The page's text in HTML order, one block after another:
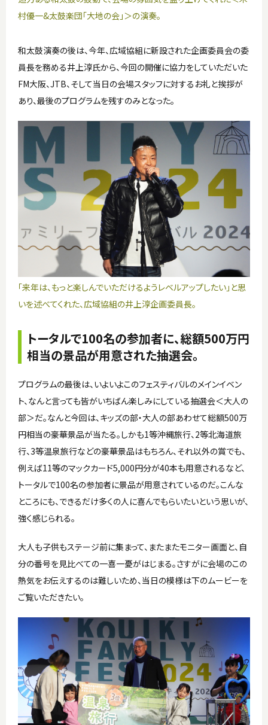
村優一&太鼓楽団「大地の会」＞の演奏。
和太鼓演奏の後は、今年、広域協組に新設された企画委員会の委
員長を務める井上淳氏から、今回の開催に協力をしていただいた
FM大阪、JTB、そして当日の会場スタッフに対するお礼と挨拶が
あり、最後のプログラムを残すのみとなった。
「来年は、もっと楽しんでいただけるようレベルアップしたい」と思
いを述べてくれた、広域協組の井上淳企画委員長。
トータルで100名の参加者に、総額500万円
相当の景品が用意された抽選会。
プログラムの最後は、いよいよこのフェスティバルのメインイベン
ト、なんと言っても皆がいちばん楽しみにしている抽選会＜大人の
部＞だ。なんと今回は、キッズの部・大人の部あわせて総額500万
円相当の豪華景品が当たる。しかも1等沖縄旅行、2等北海道旅
行、3等温泉旅行などの豪華景品はもちろん、それ以外の賞でも、
例えば11等のマックカード5,000円分が40本も用意されるなど、
トータルで100名の参加者に景品が用意されているのだ。こんな
ところにも、できるだけ多くの人に喜んでもらいたいという思いが、
強く感じられる。
大人も子供もステージ前に集まって、またまたモニター画面と、自
分の番号を見比べての一喜一憂がはじまる。さすがに会場のこの
熱気をお伝えするのは難しいため、当日の模様は下のムービーを
ご覧いただきたい。